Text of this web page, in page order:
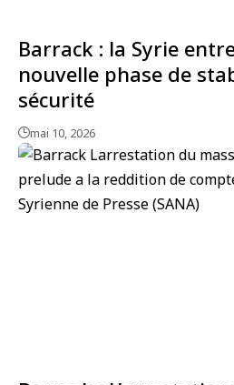
Barrack : la Syrie
nouvelle phase de
sécurité
mai 10, 2026